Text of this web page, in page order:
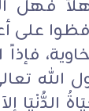
فهل
على
فإذاً
الله
الدُّنْيَا